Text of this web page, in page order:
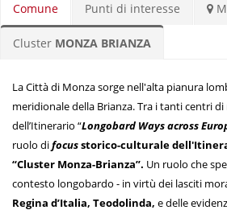
Comune Punti di interesse
Cluster MONZA BRIANZA
La Città di Monza sorge nell'alta pianura
meridionale della Brianza. Tra i tanti centri
dell’Itinerario “Longobard Ways across
ruolo difocusstorico-culturale
“Cluster Monza-Brianza”. Un ruolo che
contesto longobardo - in virtù dei lasciti
Regina d’Italia, Teodolinda, e delle